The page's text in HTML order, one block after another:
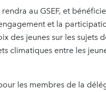
au GSEF, et
et la
des jeunes sur les sujets
climatiques entre les
les membres de la